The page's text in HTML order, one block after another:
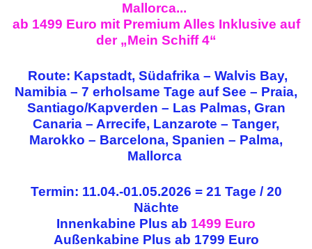
Mallorca...
ab 1499 Euro mit Premium Alles Inklusive auf
der „Mein Schiff 4“
Route: Kapstadt, Südafrika – Walvis Bay,
Namibia – 7 erholsame Tage auf See – Praia,
Santiago/Kapverden – Las Palmas, Gran
Canaria – Arrecife, Lanzarote – Tanger,
Marokko – Barcelona, Spanien – Palma,
Mallorca
Termin: 11.04.-01.05.2026 = 21 Tage / 20
Nächte
Innenkabine Plus ab 1499 Euro
Außenkabine Plus ab 1799 Euro